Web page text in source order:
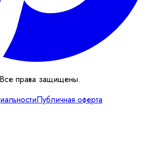
права защищены.
Публичная оферта